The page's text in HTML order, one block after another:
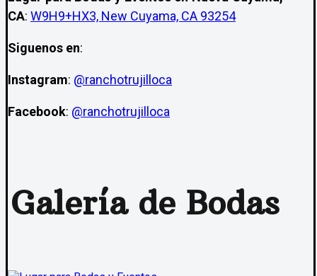
CA: W9H9+HX3, New Cuyama, CA 93254
Siguenos en:
Instagram: @ranchotrujilloca
Facebook: @ranchotrujilloca
Galería de Bodas